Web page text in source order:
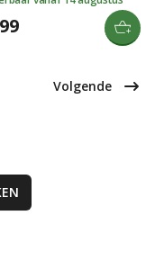
luxe jubileumuitgave
perspectief op
liefde dat wereldwijd
Volgende